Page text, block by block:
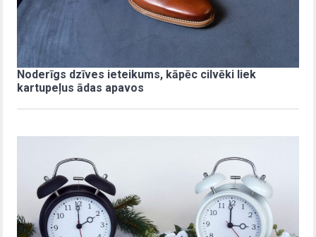
Noderīgs dzīves ieteikums, kāpēc cilvēki liek
kartupeļus ādas apavos